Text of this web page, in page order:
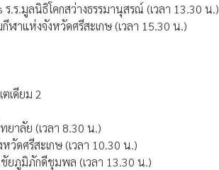
.ร.มูลนิธิโคกสว่างธรรมานุสรณ์ (เวลา 13.30 น.)
าแห่งจังหวัดศรีสะเกษ (เวลา 15.30 น.)
เดียม 2
ยาลัย (เวลา 8.30 น.)
วัดศรีสะเกษ (เวลา 10.30 น.)
ยภูมิภักดีชุมพล (เวลา 13.30 น.)